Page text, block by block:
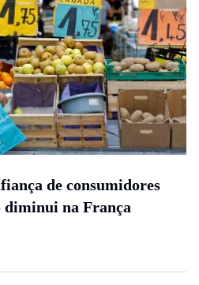
de consumidores
diminui na França